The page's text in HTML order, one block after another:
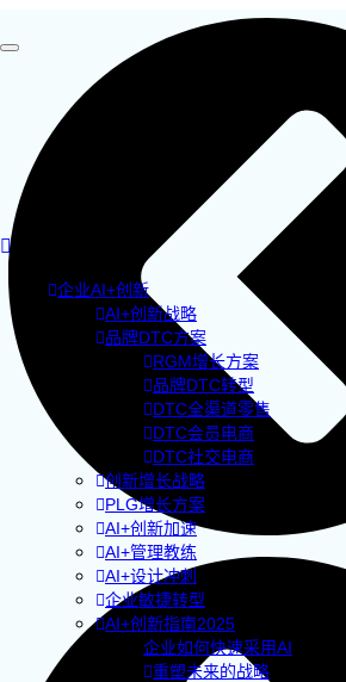
企业AI+创新
AI+创新战略
品牌DTC方案
RGM增长方案
品牌DTC转型
DTC全渠道零售
DTC会员电商
DTC社交电商
创新增长战略
PLG增长方案
AI+创新加速
AI+管理教练
AI+设计冲刺
企业敏捷转型
AI+创新指南2025
企业如何快速采用AI
重塑未来的战略